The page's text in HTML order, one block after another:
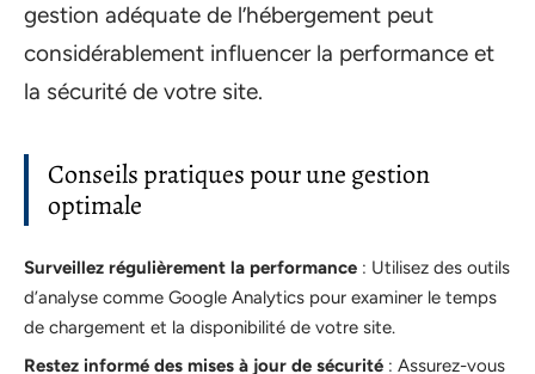
gestion adéquate de l’hébergement peut
considérablement influencer la performance et
la sécurité de votre site.
Conseils pratiques pour une gestion
optimale
Surveillez régulièrement la performance : Utilisez des outils
d’analyse comme Google Analytics pour examiner le temps
de chargement et la disponibilité de votre site.
Restez informé des mises à jour de sécurité : Assurez-vous